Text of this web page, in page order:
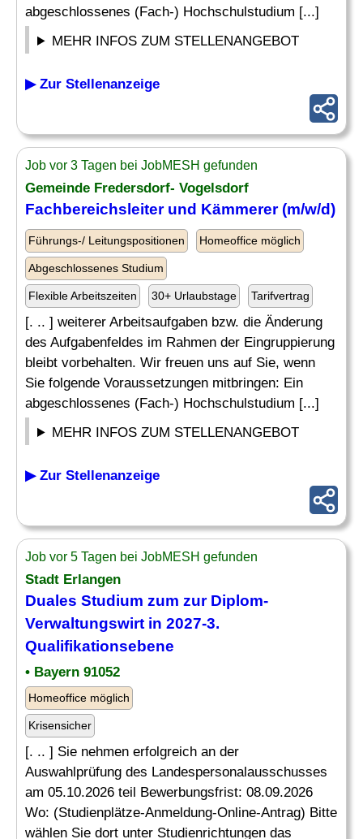
abgeschlossenes (Fach-) Hochschulstudium [...]
MEHR INFOS ZUM STELLENANGEBOT
▶ Zur Stellenanzeige
Job vor 3 Tagen bei JobMESH gefunden
Gemeinde Fredersdorf- Vogelsdorf
Fachbereichsleiter und Kämmerer (m/w/d)
Führungs-/ Leitungspositionen Homeoffice möglich
Abgeschlossenes Studium
Flexible Arbeitszeiten 30+ Urlaubstage Tarifvertrag
[. .. ] weiterer Arbeitsaufgaben bzw. die Änderung
des Aufgabenfeldes im Rahmen der Eingruppierung
bleibt vorbehalten. Wir freuen uns auf Sie, wenn
Sie folgende Voraussetzungen mitbringen: Ein
abgeschlossenes (Fach-) Hochschulstudium [...]
MEHR INFOS ZUM STELLENANGEBOT
▶ Zur Stellenanzeige
Job vor 5 Tagen bei JobMESH gefunden
Stadt Erlangen
Duales Studium zum zur Diplom-
Verwaltungswirt in 2027-3.
Qualifikationsebene
• Bayern 91052
Homeoffice möglich
Krisensicher
[. .. ] Sie nehmen erfolgreich an der
Auswahlprüfung des Landespersonalausschusses
am 05.10.2026 teil Bewerbungsfrist: 08.09.2026
Wo: (Studienplätze-Anmeldung-Online-Antrag) Bitte
wählen Sie dort unter Studienrichtungen das